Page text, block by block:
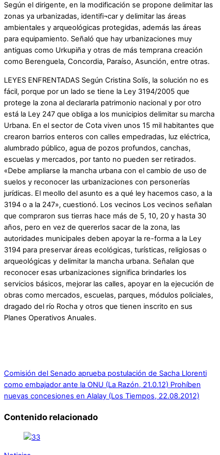
Según el dirigente, en la modificación se propone delimitar las
zonas ya urbanizadas, identifi¬car y delimitar las áreas
ambientales y arqueológicas protegidas, además las áreas
para equipamiento. Señaló que hay urbanizaciones muy
antiguas como Urkupiña y otras de más temprana creación
como Berenguela, Concordia, Paraíso, Asunción, entre otras.
LEYES ENFRENTADAS Según Cristina Solís, la solución no es
fácil, porque por un lado se tiene la Ley 3194/2005 que
protege la zona al declararla patrimonio nacional y por otro
está la Ley 247 que obliga a los municipios delimitar su marcha
Urbana. En el sector de Cota viven unos 15 mil habitantes que
crearon barrios enteros con caIles empedradas, luz eléctrica,
alumbrado público, agua de pozos profundos, canchas,
escuelas y mercados, por tanto no pueden ser retirados.
«Debe ampliarse la mancha urbana con el cambio de uso de
suelos y reconocer las urbanizaciones con personerías
jurídicas. El meollo del asunto es a qué ley hacemos caso, a la
3194 o a la 247», cuestionó. Los vecinos Los vecinos señalan
que compraron sus tierras hace más de 5, 10, 20 y hasta 30
años, pero en vez de quererlos sacar de la zona, las
autoridades municipales deben apoyar la re-forma a la Ley
3194 para preservar áreas ecológicas, turísticas, religiosas o
arqueológicas y delimitar la mancha urbana. Señalan que
reconocer esas urbanizaciones significa brindarles los
servicios básicos, mejorar las calles, apoyar en la ejecución de
obras como mercados, escuelas, parques, módulos policiales,
dragado del río Rocha y otros que tienen inscrito en sus
Planes Operativos Anuales.
Comisión del Senado aprueba postulación de Sacha Llorenti
como embajador ante la ONU (La Razón, 21.0.12) Prohíben
nuevas concesiones en Alalay (Los Tiempos, 22.08.2012)
Contenido relacionado